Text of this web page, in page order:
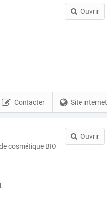
Ouvrir
Site internet
Contacter
cosmétique BIO
Ouvrir